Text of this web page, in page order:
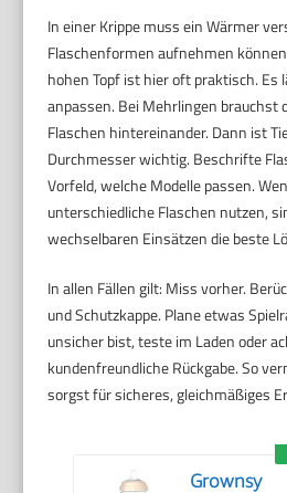
In einer Krippe muss ein Wärmer
Flaschenformen aufnehmen
hohen Topf ist hier oft praktisch. Es
anpassen. Bei Mehrlingen brauchst
Flaschen hintereinander. Dann ist
Durchmesser wichtig. Beschrifte
Vorfeld, welche Modelle passen.
unterschiedliche Flaschen nutzen,
wechselbaren Einsätzen die beste
In allen Fällen gilt: Miss vorher.
und Schutzkappe. Plane etwas
unsicher bist, teste im Laden oder
kundenfreundliche Rückgabe. So
sorgst für sicheres, gleichmäßiges
Grownsy